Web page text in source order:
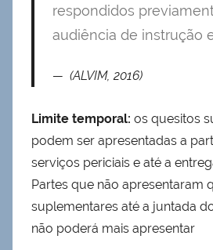
respondidos
audiência de instrução
(ALVIM, 2016)
Limite temporal: os quesitos
podem ser apresentadas a
serviços periciais e até a
Partes que não apresentaram
suplementares até a juntada
não poderá mais apresentar